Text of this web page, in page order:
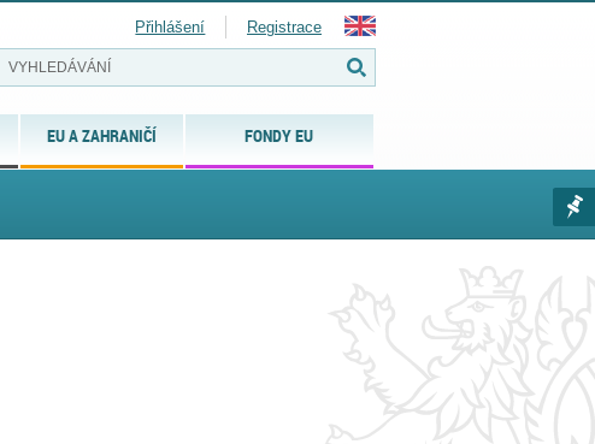
EU A ZAHRANIČÍ FONDY EU
Přihlášení Registrace